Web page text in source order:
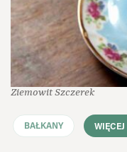
Ziemowit Szczerek
BAŁKANY WIĘCEJ